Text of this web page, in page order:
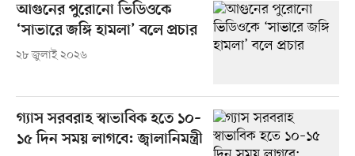
আগুনের পুরোনো ভিডিওকে
‘সাভারে জঙ্গি হামলা’ বলে প্রচার
২৮ জুলাই ২০২৬
গ্যাস সরবরাহ স্বাভাবিক হতে ১০–
১৫ দিন সময় লাগবে: জ্বালানিমন্ত্রী